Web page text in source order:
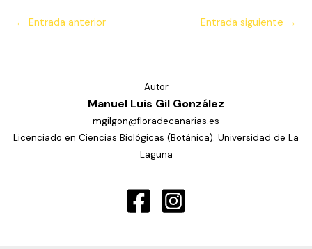
← Entrada anterior Entrada siguiente →
Autor
Manuel Luis Gil González
mgilgon@floradecanarias.es
Licenciado en Ciencias Biológicas (Botánica). Universidad de La
Laguna